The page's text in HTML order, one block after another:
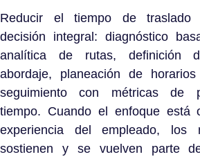
Reducir el tiempo de traslado
decisión integral: diagnóstico
analítica de rutas, definición
abordaje, planeación de
seguimiento con métricas de
tiempo. Cuando el enfoque está
experiencia del empleado, los
sostienen y se vuelven parte